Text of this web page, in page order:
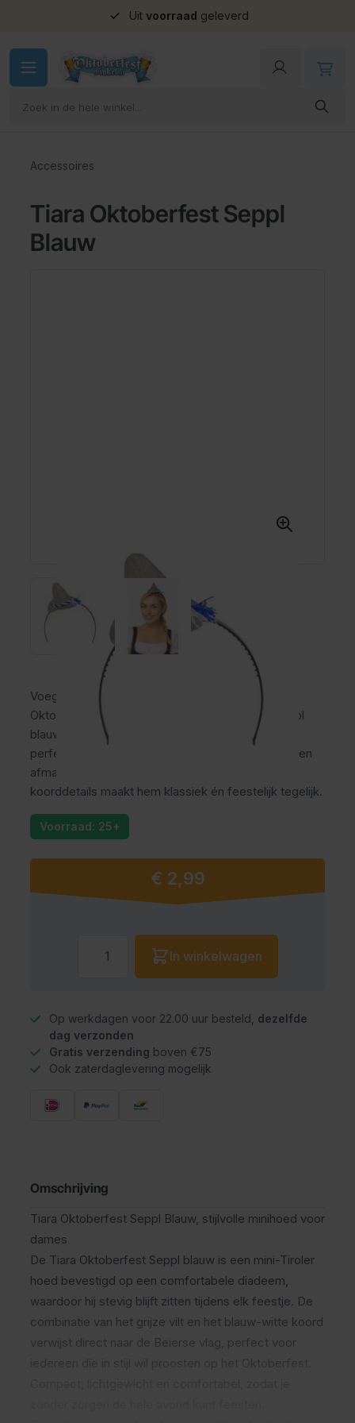
Uit voorraad geleverd
Accessoires
Tiara Oktoberfest Seppl
Blauw
Voeg een speelse Beierse twist toe aan je
Oktoberfest outfit met de Tiara Oktoberfest Seppl
blauw! Deze leuke minihoed op diadeem is hét
perfecte accessoire voor dames die hun look willen
afmaken. De grijze viltlook met blauw-witte
koorddetails maakt hem klassiek én feestelijk tegelijk.
Voorraad: 25+
€ 2,99
In winkelwagen
Op werkdagen voor 22.00 uur besteld, dezelfde
dag verzonden
Gratis verzending boven €75
Ook zaterdaglevering mogelijk
Omschrijving
Tiara Oktoberfest Seppl Blauw, stijlvolle minihoed voor
dames
De Tiara Oktoberfest Seppl blauw is een mini-Tiroler
hoed bevestigd op een comfortabele diadeem,
waardoor hij stevig blijft zitten tijdens elk feestje. De
combinatie van het grijze vilt en het blauw-witte koord
verwijst direct naar de Beierse vlag, perfect voor